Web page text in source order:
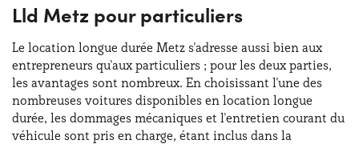
Lld Metz pour particuliers
Le location longue durée Metz s'adresse aussi bien aux
entrepreneurs qu'aux particuliers ; pour les deux parties,
les avantages sont nombreux. En choisissant l'une des
nombreuses voitures disponibles en location longue
durée, les dommages mécaniques et l'entretien courant du
véhicule sont pris en charge, étant inclus dans la